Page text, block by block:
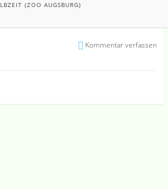
(ZOO AUGSBURG)
Kommentar verfassen